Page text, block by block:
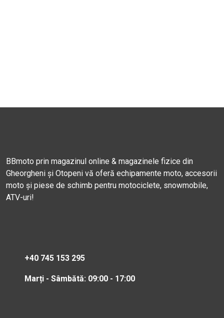
BBmoto prin magazinul online & magazinele fizice din
Gheorgheni și Otopeni vă oferă echipamente moto, accesorii
moto și piese de schimb pentru motociclete, snowmobile,
ATV-uri!
+40 745 153 295
Marți - Sâmbătă: 09:00 - 17:00